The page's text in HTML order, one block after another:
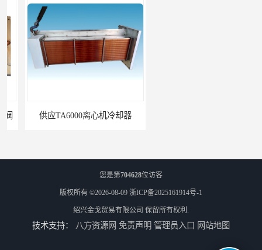
供应TA6000离心机冷却器
您是第704628位访客
版权所有 ©2026-08-09 浙ICP备2025161914号-1
绍兴金戈贸易有限公司 保留所有权利.
技术支持： 八方资源网 免责声明 管理员入口 网站地图